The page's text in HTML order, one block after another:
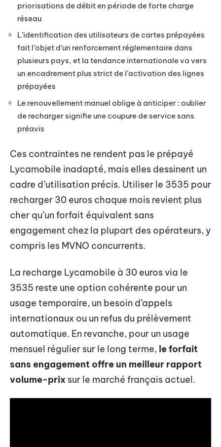
priorisations de débit en période de forte charge
réseau
L’identification des utilisateurs de cartes prépayées
fait l’objet d’un renforcement réglementaire dans
plusieurs pays, et la tendance internationale va vers
un encadrement plus strict de l’activation des lignes
prépayées
Le renouvellement manuel oblige à anticiper : oublier
de recharger signifie une coupure de service sans
préavis
Ces contraintes ne rendent pas le prépayé
Lycamobile inadapté, mais elles dessinent un
cadre d’utilisation précis. Utiliser le 3535 pour
recharger 30 euros chaque mois revient plus
cher qu’un forfait équivalent sans
engagement chez la plupart des opérateurs, y
compris les MVNO concurrents.
La recharge Lycamobile à 30 euros via le
3535 reste une option cohérente pour un
usage temporaire, un besoin d’appels
internationaux ou un refus du prélèvement
automatique. En revanche, pour un usage
mensuel régulier sur le long terme, le forfait
sans engagement offre un meilleur rapport
volume-prix sur le marché français actuel.